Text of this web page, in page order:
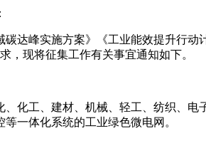
碳达峰实施方案》《工业能效提升行
，现将征集工作有关事宜通知如下。
、化工、建材、机械、轻工、纺织、
一体化系统的工业绿色微电网。